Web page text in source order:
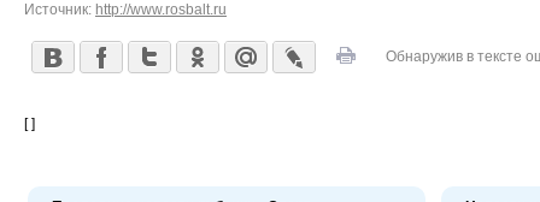
Источник: http://www.rosbalt.ru
Обнаружив в тексте
[ ]